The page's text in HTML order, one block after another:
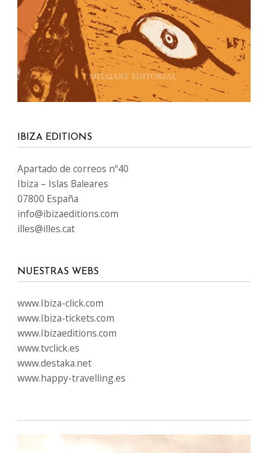
IBIZA EDITIONS
Apartado de correos nº40
Ibiza – Islas Baleares
07800 España
info@ibizaeditions.com
illes@illes.cat
NUESTRAS WEBS
www.Ibiza-click.com
www.Ibiza-tickets.com
www.Ibizaeditions.com
www.tvclick.es
www.destaka.net
www.happy-travelling.es